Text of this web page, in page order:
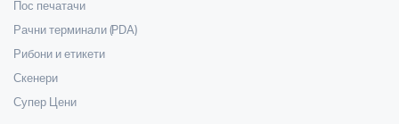
Пос печатачи
Рачни терминали (PDA)
Рибони и етикети
Скенери
Супер Цени